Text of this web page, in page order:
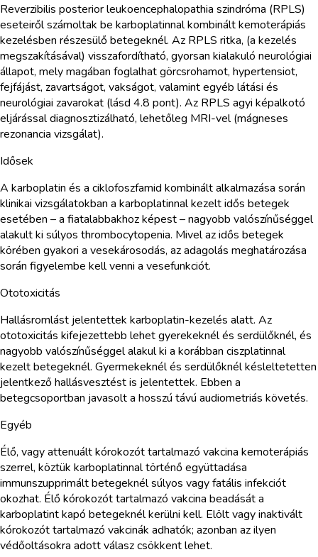
Reverzibilis posterior leukoencephalopathia szindróma (RPLS)
eseteiről számoltak be karboplatinnal kombinált kemoterápiás
kezelésben részesülő betegeknél. Az RPLS ritka, (a kezelés
megszakításával) visszafordítható, gyorsan kialakuló neurológiai
állapot, mely magában foglalhat görcsrohamot, hypertensiot,
fejfájást, zavartságot, vakságot, valamint egyéb látási és
neurológiai zavarokat (lásd 4.8 pont). Az RPLS agyi képalkotó
eljárással diagnosztizálható, lehetőleg MRI-vel (mágneses
rezonancia vizsgálat).
Idősek
A karboplatin és a ciklofoszfamid kombinált alkalmazása során
klinikai vizsgálatokban a karboplatinnal kezelt idős betegek
esetében – a fiatalabbakhoz képest – nagyobb valószínűséggel
alakult ki súlyos thrombocytopenia. Mivel az idős betegek
körében gyakori a vesekárosodás, az adagolás meghatározása
során figyelembe kell venni a vesefunkciót.
Ototoxicitás
Hallásromlást jelentettek karboplatin-kezelés alatt. Az
ototoxicitás kifejezettebb lehet gyerekeknél és serdülőknél, és
nagyobb valószínűséggel alakul ki a korábban ciszplatinnal
kezelt betegeknél. Gyermekeknél és serdülőknél késleltetetten
jelentkező hallásvesztést is jelentettek. Ebben a
betegcsoportban javasolt a hosszú távú audiometriás követés.
Egyéb
Élő, vagy attenuált kórokozót tartalmazó vakcina kemoterápiás
szerrel, köztük karboplatinnal történő együttadása
immunszupprimált betegeknél súlyos vagy fatális infekciót
okozhat. Élő kórokozót tartalmazó vakcina beadását a
karboplatint kapó betegeknél kerülni kell. Elölt vagy inaktivált
kórokozót tartalmazó vakcinák adhatók; azonban az ilyen
védőoltásokra adott válasz csökkent lehet.